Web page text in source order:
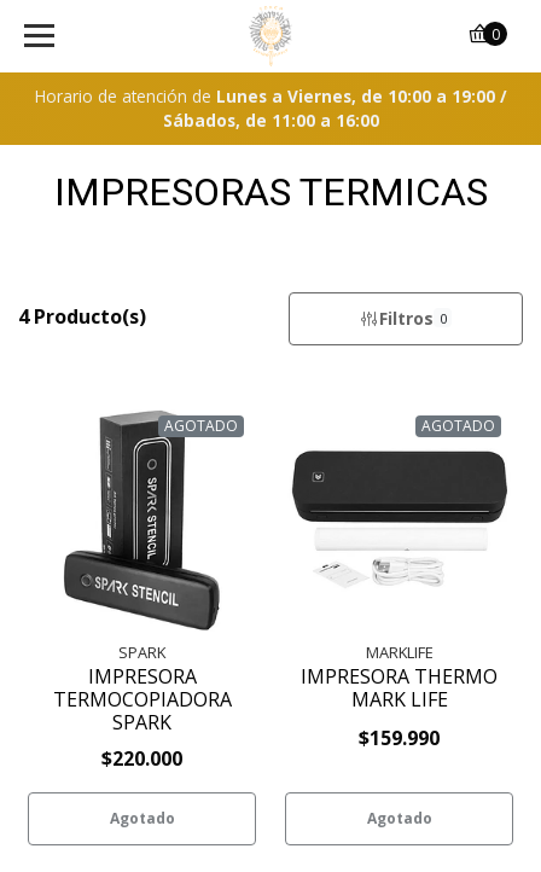
Horario de atención de Lunes a Viernes, de 10:00 a 19:00 /
Sábados, de 11:00 a 16:00
0
IMPRESORAS TERMICAS
4 Producto(s) Filtros 0
AGOTADO
SPARK
IMPRESORA
TERMOCOPIADORA
SPARK
$220.000
Agotado
AGOTADO
MARKLIFE
IMPRESORA THERMO
MARK LIFE
$159.990
Agotado